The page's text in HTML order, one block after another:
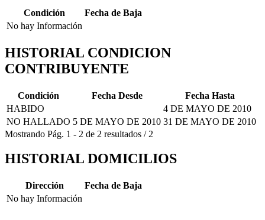
Condición
Fecha de Baja
No hay Información
HISTORIAL CONDICION
CONTRIBUYENTE
Condición Fecha Desde
Fecha Hasta
HABIDO
4 DE MAYO DE 2010
NO HALLADO 5 DE MAYO DE 2010 31 DE MAYO DE 2010
Mostrando Pág. 1 - 2 de 2 resultados / 2
HISTORIAL DOMICILIOS
Dirección
Fecha de Baja
No hay Información